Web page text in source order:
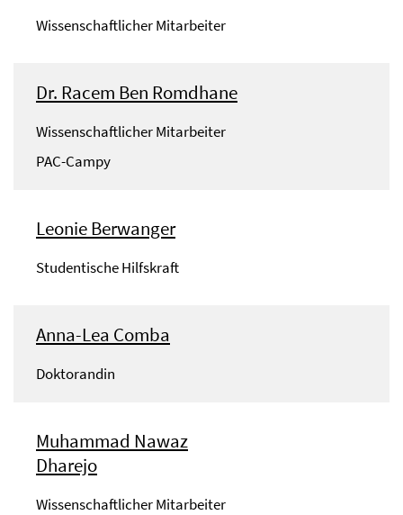
Wissenschaftlicher Mitarbeiter
Dr. Racem Ben Romdhane
Wissenschaftlicher Mitarbeiter
PAC-Campy
Leonie Berwanger
Studentische Hilfskraft
Anna-Lea Comba
Doktorandin
Muhammad Nawaz
Dharejo
Wissenschaftlicher Mitarbeiter